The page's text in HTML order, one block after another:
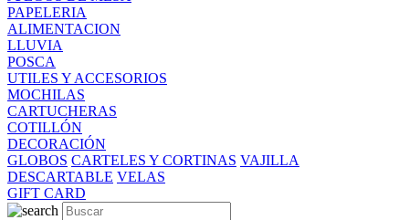
PAPELERIA
ALIMENTACION
LLUVIA
POSCA
UTILES Y ACCESORIOS
MOCHILAS
CARTUCHERAS
COTILLÓN
DECORACIÓN
GLOBOS CARTELES Y CORTINAS VAJILLA
DESCARTABLE VELAS
GIFT CARD